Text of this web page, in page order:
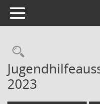
Toggle navigation
2023